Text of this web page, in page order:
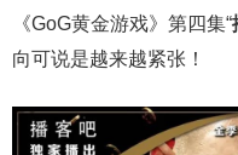
《GoG黄金游戏》第四集“
向可说是越来越紧张！